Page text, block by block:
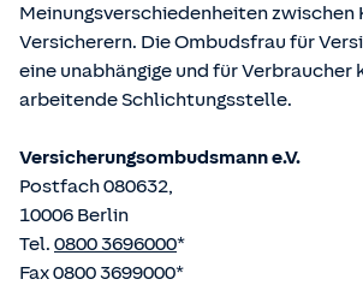
Meinungsverschiedenheiten zwischen
Versicherern. Die Ombudsfrau für
eine unabhängige und für Verbraucher
arbeitende Schlichtungsstelle.
Versicherungsombudsmann e.V.
Postfach 080632,
10006 Berlin
Tel. 0800 3696000*
Fax 0800 3699000*